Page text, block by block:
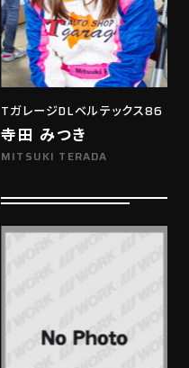
TガレージDLベルテックス86
寺田 みつき
MITSUKI TERADA